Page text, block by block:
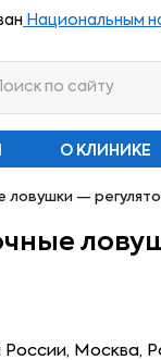
Национальным
О КЛИНИКЕ
ловушки —
Москва,